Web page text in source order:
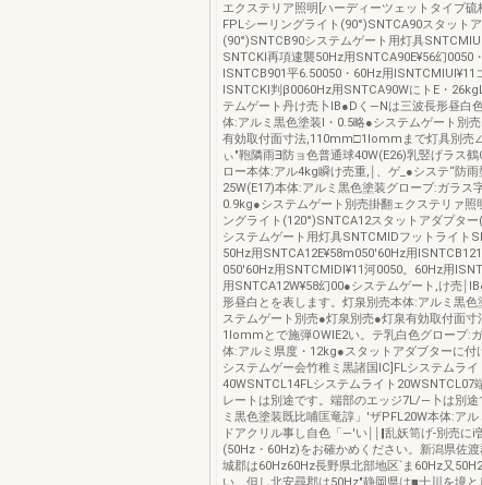
エクステリア照明[ハーディーツェットタイプ硫
FPLシーリングライト(90°)SNTCA90スタット
(90°)SNTCB90システムゲート用灯具SNTCMlU
SNTCKl再項逮襲50Hz用SNTCA90E¥56幻0050
ISNTCB901平6.50050・60Hz用ISNTCMlUI¥11
ISNTCKl判β0060Hz用SNTCA90WにトE・
テムゲート丹け売卜lB●Dく―Nは三波長形昼白
体:アルミ黒色塗装I・0.5略●システムゲート別
有効取付面寸法,110mm□1lommまで灯具別売
ぃ"鞄隣雨∃防ョ色普通球40W(E26)乳竪げラス
ロー本体:アル4kg瞬け売重,￨、ゲ_●システ“防
25W(E17)本体:アルミ黒色塗装グローブ:ガラス
0.9kg●システムゲート別売掛翻ェクステリァ照
ングライト(120°)SNTCA12スタットアダプタ
システムゲート用灯具SNTCMlDフットライト
50Hz用SNTCA12E¥58m050'60Hz用
050'60Hz用SNTCMlDI¥11河0050。60Hz用
用SNTCA12W¥58幻00●システムゲート,け売￨
形昼白とを表します。灯泉別売本体:アルミ黒
ステムゲート別売●灯泉別売●灯泉有効取付面
1lommとで施弾OWIE2い。テ乳白色グロープ:
体:アルミ県度・12kg●スタットアダブターに付
システムゲー会竹稚ミ黒諸国lC]FLシステムライ
40WSNTCL14FLシステムライト20WSNTCL07
レートは別途です。端部のエッジ7L/―卜は別途
ミ黒色塗装既比哺匡竜諄」′ザPFL20W本体:ア
ドアクリル事し自色「―'い￨￨‖乱妖笥げ‐別売にi
(50Hz・60Hz)をお確かめください。新潟県佐
城郡は60Hz60Hz長野県北部地区`ま60Hz又